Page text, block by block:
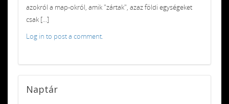
azokról a map-okról, amik "zártak", azaz földi egységeket
csak [...]
Log in to post a comment.
Naptár